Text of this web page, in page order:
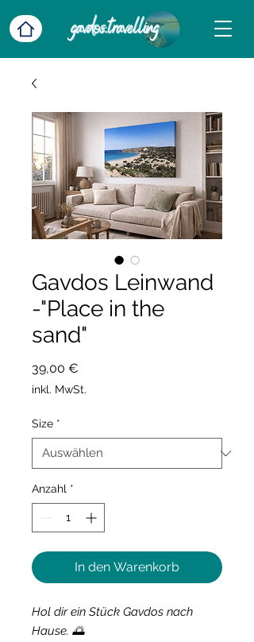
Gavdos Leinwand
-"Place in the
sand"
39,00 €
inkl. MwSt.
Size *
Anzahl *
In den Warenkorb
Hol dir ein Stück Gavdos nach
Hause. 🌅